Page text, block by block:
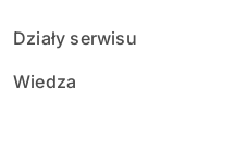
Działy serwisu
Wiedza